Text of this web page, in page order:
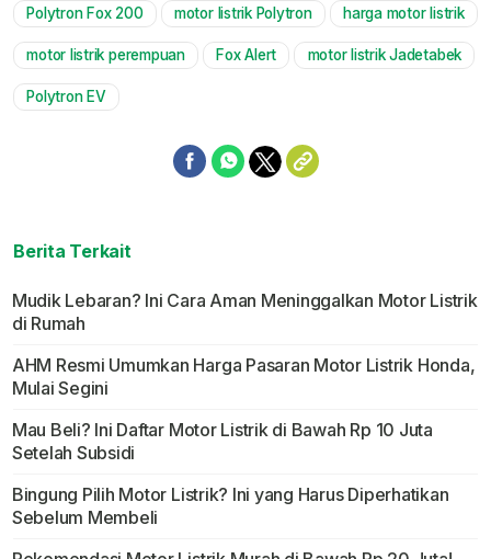
Mute
Polytron Fox 200 motor listrik Polytron harga motor listrik
motor listrik perempuan Fox Alert motor listrik Jadetabek
Polytron EV
Berita Terkait
Mudik Lebaran? Ini Cara Aman Meninggalkan Motor Listrik
di Rumah
AHM Resmi Umumkan Harga Pasaran Motor Listrik Honda,
Mulai Segini
Mau Beli? Ini Daftar Motor Listrik di Bawah Rp 10 Juta
Setelah Subsidi
Bingung Pilih Motor Listrik? Ini yang Harus Diperhatikan
Sebelum Membeli